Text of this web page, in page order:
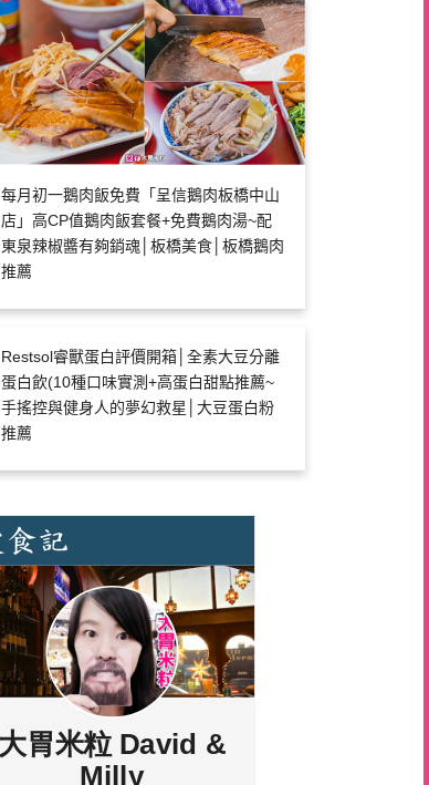
每月初一鵝肉飯免費「呈信鵝肉板橋中山
店」高CP值鵝肉飯套餐+免費鵝肉湯~配
東泉辣椒醬有夠銷魂│板橋美食│板橋鵝肉
推薦
Restsol睿獸蛋白評價開箱│全素大豆分離
蛋白飲(10種口味實測+高蛋白甜點推薦~
手搖控與健身人的夢幻救星│大豆蛋白粉
推薦